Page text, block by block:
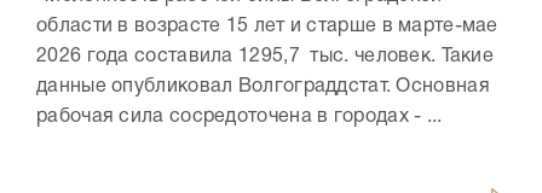
области в возрасте 15 лет и старше в марте-мае
2026 года составила 1295,7 тыс. человек. Такие
данные опубликовал Волгограддстат. Основная
рабочая сила сосредоточена в городах - ...